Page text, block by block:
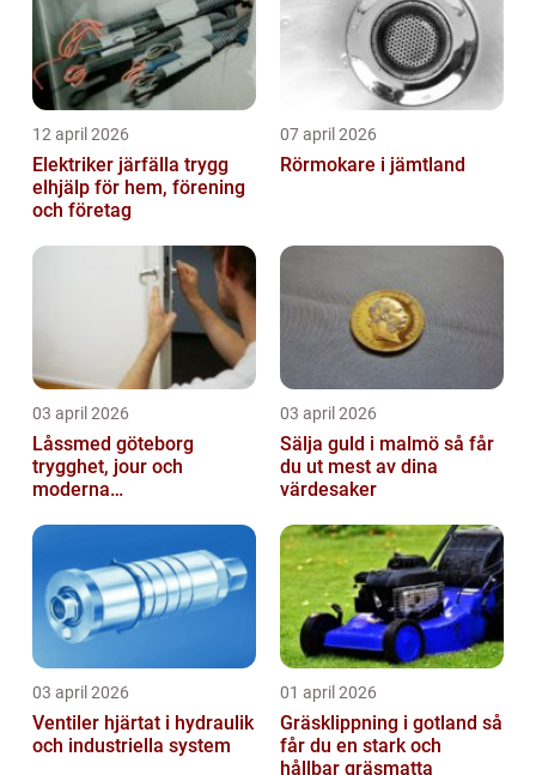
12 april 2026
Elektriker järfälla trygg
elhjälp för hem, förening
och företag
07 april 2026
Rörmokare i jämtland
03 april 2026
Låssmed göteborg
trygghet, jour och
moderna
03 april 2026
Sälja guld i malmö så får
du ut mest av dina
värdesaker
03 april 2026
Ventiler hjärtat i hydraulik
och industriella system
01 april 2026
Gräsklippning i gotland så
får du en stark och
hållbar gräsmatta